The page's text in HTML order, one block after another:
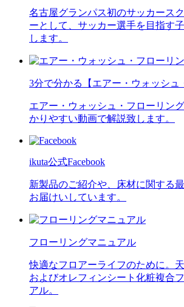
名古屋グランパス初のサッカース
ーとして、サッカー選手を目指す
します。
3分で分かる【エアー・ウォッシュ
エアー・ウォッシュ・フローリン
かりやすい動画で解説致します。
ikuta公式Facebook
新製品のご紹介や、床材に関する
お届けいしています。
フローリングマニュアル
快適なフロアーライフのために。
およびオレフィンシート化粧複合
アル。